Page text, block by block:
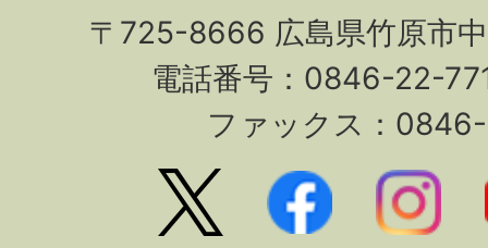
〒725-8666 広島県竹原市
電話番号：0846-22-
ファックス：